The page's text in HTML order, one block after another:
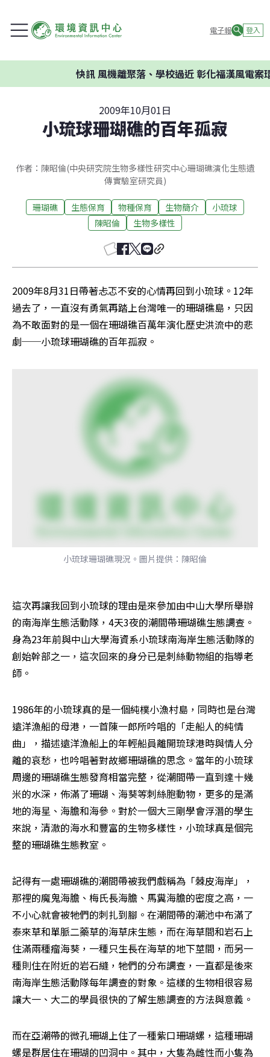
電子報 登入
風機離聚落、學校過近 彰化福漢風電案環委
2009年10月01日
小琉球珊瑚礁的百年孤寂
作者：陳昭倫(中央研究院生物多樣性研究中心珊瑚礁演化生態遺
傳實驗室研究員)
珊瑚礁 生態保育 物種保育 生物簡介
小琉球
陳昭倫
生物多樣性
2009年8月31日帶著忐忑不安的心情再回到小琉球。12年
過去了，一直沒有勇氣再踏上台灣唯一的珊瑚礁島，只因
為不敢面對的是一個在珊瑚礁百萬年演化歷史洪流中的悲
劇──小琉球珊瑚礁的百年孤寂。
小琉球珊瑚礁現況。圖片提供：陳昭倫
這次再讓我回到小琉球的理由是來參加由中山大學所舉辦
的南海岸生態活動隊，4天3夜的潮間帶珊瑚礁生態調查。
身為23年前與中山大學海資系小琉球南海岸生態活動隊的
創始幹部之一，這次回來的身分已是刺絲動物組的指導老
師。
1986年的小琉球真的是一個純樸小漁村島，同時也是台灣
遠洋漁船的母港，一首陳一郎所吟唱的「走船人的純情
曲」，描述遠洋漁船上的年輕船員離開琉球港時與情人分
離的哀愁，也吟唱著對故鄉珊瑚礁的思念。當年的小琉球
周邊的珊瑚礁生態發育相當完整，從潮間帶一直到達十幾
米的水深，佈滿了珊瑚、海葵等刺絲胞動物，更多的是滿
地的海星、海膽和海參。對於一個大三剛學會浮潛的學生
來說，清澈的海水和豐富的生物多樣性，小琉球真是個完
整的珊瑚礁生態教室。
記得有一處珊瑚礁的潮間帶被我們戲稱為「棘皮海岸」，
那裡的魔鬼海膽、梅氏長海膽、馬糞海膽的密度之高，一
不小心就會被牠們的刺扎到腳。在潮間帶的潮池中布滿了
泰來草和單脈二藥草的海草床生態，而在海草間和岩石上
住滿兩種瘤海葵，一種只生長在海草的地下莖間，而另一
種則住在附近的岩石縫，牠們的分布調查，一直都是後來
南海岸生態活動隊每年調查的對象。這樣的生物相很容易
讓大一、大二的學員很快的了解生態調查的方法與意義。
而在亞潮帶的微孔珊瑚上住了一種紫口珊瑚螺，這種珊瑚
螺是群居住在珊瑚的凹洞中。其中，大隻為雌性而小隻為